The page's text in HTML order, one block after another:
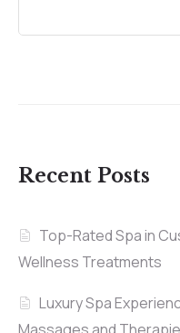
Recent Posts
Top-Rated Spa in
Wellness Treatments
Luxury Spa